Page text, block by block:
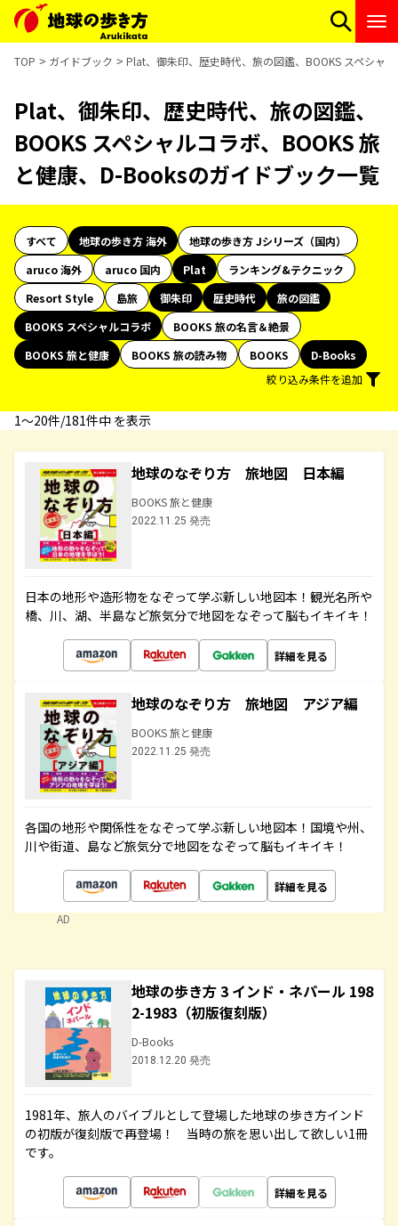
TOP ガイドブック Plat、御朱印、歴史時代、旅の図鑑、BOOKS スペシャ
Plat、御朱印、歴史時代、旅の図鑑、
BOOKS スペシャルコラボ、BOOKS 旅
と健康、D-Booksのガイドブック一覧
すべて 地球の歩き方 海外
地球の歩き方 Jシリーズ（国内）
aruco 海外
aruco 国内 Plat
ランキング&テクニック
Resort Style
島旅 御朱印 歴史時代
旅の図鑑
BOOKS スペシャルコラボ
BOOKS 旅の名言＆絶景
BOOKS 旅と健康
BOOKS 旅の読み物 BOOKS
D-Books
絞り込み条件を追加
1〜20件/181件中 を表示
地球のなぞり方 旅地図 日本編
BOOKS 旅と健康
2022.11.25 発売
日本の地形や造形物をなぞって学ぶ新しい地図本！観光名所や
橋、川、湖、半島など旅気分で地図をなぞって脳もイキイキ！
詳細を見る
地球のなぞり方 旅地図 アジア編
BOOKS 旅と健康
2022.11.25 発売
各国の地形や関係性をなぞって学ぶ新しい地図本！国境や州、
川や街道、島など旅気分で地図をなぞって脳もイキイキ！
詳細を見る
AD
地球の歩き方 3 インド・ネパール 198
2-1983（初版復刻版）
D-Books
2018.12.20 発売
1981年、旅人のバイブルとして登場した地球の歩き方インド
の初版が復刻版で再登場！ 当時の旅を思い出して欲しい1冊
です。
詳細を見る